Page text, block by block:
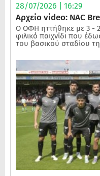
28/07/2026 | 16:29
Αρχείο video: NAC
Ο ΟΦΗ ηττήθηκε με 3 -
φιλικό παιχνίδι που
του βασικού σταδίου